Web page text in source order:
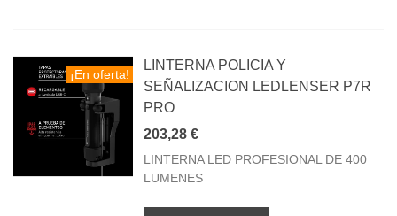
¡En oferta!
LINTERNA POLICIA Y
SEÑALIZACION LEDLENSER P7R
PRO
203,28 €
LINTERNA LED PROFESIONAL DE 400
LUMENES